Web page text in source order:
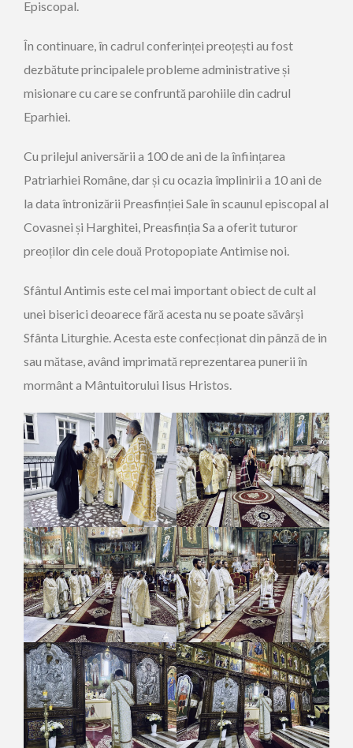
Episcopal.
În continuare, în cadrul conferinței preoțești au fost
dezbătute principalele probleme administrative și
misionare cu care se confruntă parohiile din cadrul
Eparhiei.
Cu prilejul aniversării a 100 de ani de la înființarea
Patriarhiei Române, dar și cu ocazia împlinirii a 10 ani de
la data întronizării Preasfinției Sale în scaunul episcopal al
Covasnei și Harghitei, Preasfinția Sa a oferit tuturor
preoților din cele două Protopopiate Antimise noi.
Sfântul Antimis este cel mai important obiect de cult al
unei biserici deoarece fără acesta nu se poate săvârși
Sfânta Liturghie. Acesta este confecționat din pânză de in
sau mătase, având imprimată reprezentarea punerii în
mormânt a Mântuitorului Iisus Hristos.